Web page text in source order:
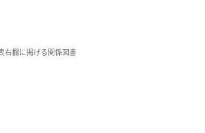
右欄に掲げる関係図書